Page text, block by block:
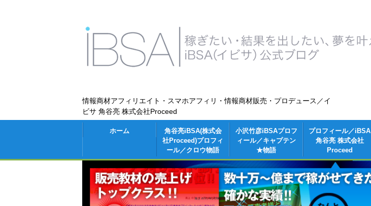
情報商材アフィリエイト・スマホアフィリ・情報商材販売・プロデュース／イ
ビサ 角谷亮 株式会社Proceed
ホーム
角谷亮iBSA(株式会
社Proceed)プロフィ
ール／クロウ物語
小沢竹彦iBSAプロフ
ィール／キャプテン
★物語
プロフィール／iBSA
角谷亮 株式会社
Proceed